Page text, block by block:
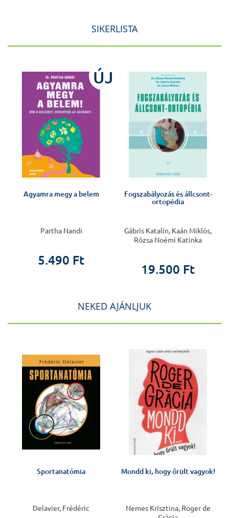
SIKERLISTA
ÚJ
Agyamra megy a belem
Partha Nandi
5.490 Ft
Fogszabályozás és állcsont-
ortopédia
Gábris Katalin, Kaán Miklós,
Rózsa Noémi Katinka
19.500 Ft
NEKED AJÁNLJUK
Sportanatómia
Delavier, Frédéric
Mondd ki, hogy őrült vagyok!
Nemes Krisztina, Roger de